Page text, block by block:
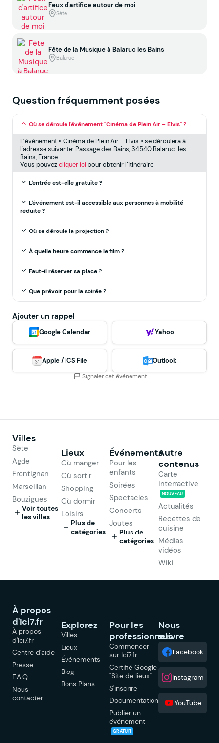
Feux d'artifice autour de moi
Sète
Fête de la Musique à Balaruc les Bains
Balaruc
Question fréquemment posées
Où se déroule l'événement "Cinéma de Plein Air – Elvis" ?
L’événement « Cinéma de Plein Air – Elvis » se déroulera à
l’adresse suivante: Passage des Bains, 34540 Balaruc-les-
Bains, France
Vous pouvezcliquer icipour obtenir l’itinéraire
L'entrée est-elle gratuite ?
L'événement est-il accessible aux personnes à mobilité
réduite ?
Où se déroule la projection ?
À quelle heure commence le film ?
Faut-il réserver sa place ?
Que prévoir pour la soirée ?
Ajouter un rappel
Google Calendar Yahoo
Apple / ICS File Outlook
Signaler cet événement
Villes
Sète
Agde
Frontignan
Marseillan
Bouzigues
Voir toutes
les villes
Lieux
Où manger
Où sortir
Shopping
Où dormir
Loisirs
Plus de
catégories
Événements
Pour les
enfants
Soirées
Spectacles
Concerts
Joutes
Plus de
catégories
Autre
contenus
Carte
interractive
NOUVEAU
Actualités
Recettes de
cuisine
Médias
vidéos
Wiki
À propos
d'Ici7.fr
À propos
d'Ici7.fr
Centre d'aide
Presse
F.A.Q
Nous
contacter
Explorez
Villes
Lieux
Événements
Blog
Bons Plans
Pour les
professionnels
Commencer
sur Ici7.fr
Certifié Google
"Site de lieux"
S'inscrire
Documentation
Publier un
événement
GRATUIT
Nous
suivre
Facebook
Instagram
YouTube